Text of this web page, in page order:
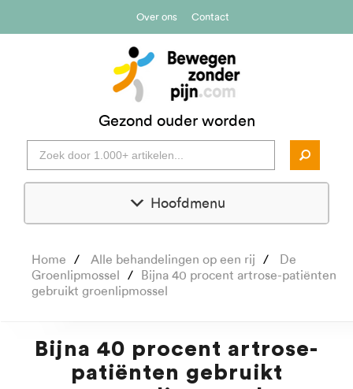
Over ons Contact
Gezond ouder worden
Hoofdmenu
Home Alle behandelingen op een rij
De
Groenlipmossel
Bijna 40 procent artrose-patiënten
gebruikt groenlipmossel
Bijna 40 procent artrose-
patiënten gebruikt